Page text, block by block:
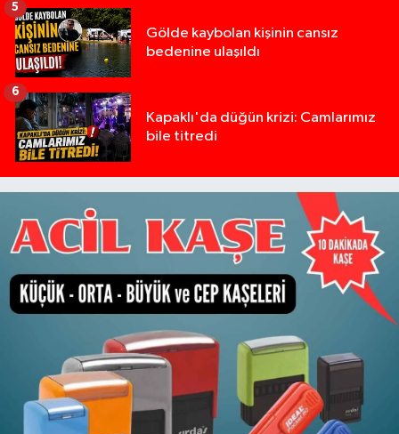
Gölde kaybolan kişinin cansız
bedenine ulaşıldı
5
Kapaklı'da düğün krizi: Camlarımız
bile titredi
6